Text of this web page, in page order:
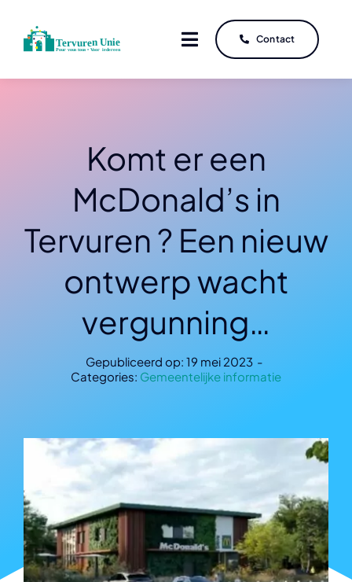
content
Toggle
Navigation
Nieuws
Nuttige links
Nederlands
Contact
Toggle
Navigation
Nieuws
Nuttige links
Nederlands
Contact
Komt er een
McDonald’s in
Tervuren ? Een nieuw
ontwerp wacht
vergunning…
Gepubliceerd op: 19 mei 2023 -
Categories: Gemeentelijke informatie